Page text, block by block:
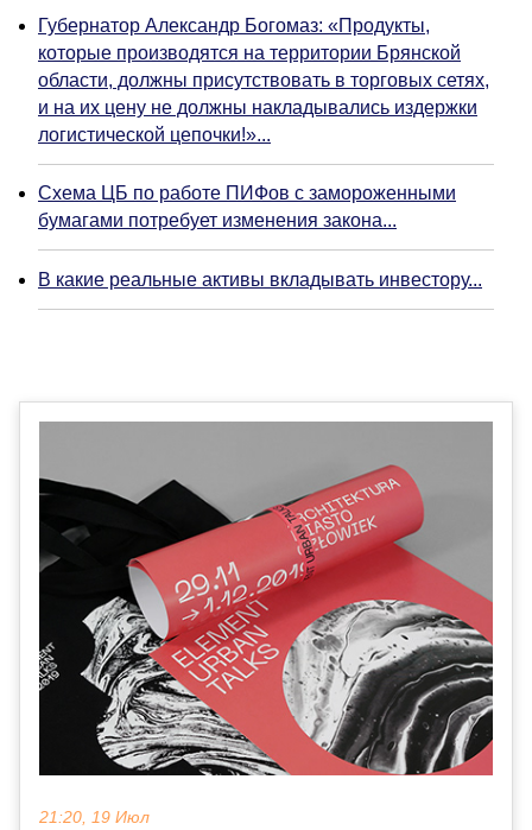
Губернатор Александр Богомаз: «Продукты,
которые производятся на территории Брянской
области, должны присутствовать в торговых сетях,
и на их цену не должны накладывались издержки
логистической цепочки!»...
Схема ЦБ по работе ПИФов с замороженными
бумагами потребует изменения закона...
В какие реальные активы вкладывать инвестору...
21:20, 19 Июл